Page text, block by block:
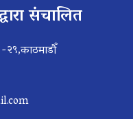
संचालित
-२९,काठमाडौँ